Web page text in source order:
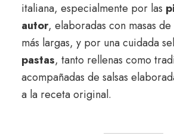
italiana, especialmente por las
autor, elaboradas con masas
más largas, y por una cuidada
pastas, tanto rellenas como
acompañadas de salsas
a la receta original.